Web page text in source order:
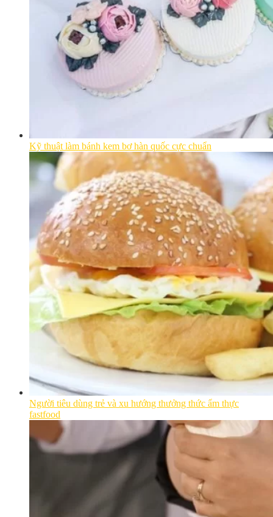
Kỹ thuật làm bánh kem bơ hàn quốc cực chuẩn
Người tiêu dùng trẻ và xu hướng thưởng thức ẩm thực
fastfood